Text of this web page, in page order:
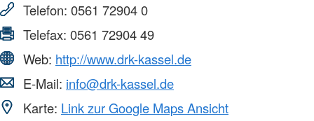
Telefon: 0561 72904 0
Telefax: 0561 72904 49
Web: http://www.drk-kassel.de
E-Mail: info@drk-kassel.de
Karte: Link zur Google Maps Ansicht